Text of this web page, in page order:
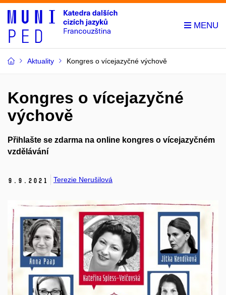
Aktuality Kongres o vícejazyčné výchově
Kongres o vícejazyčné
výchově
Přihlašte se zdarma na online kongres o vícejazyčném
vzdělávání
9. 9. 2021 Terezie Nerušilová